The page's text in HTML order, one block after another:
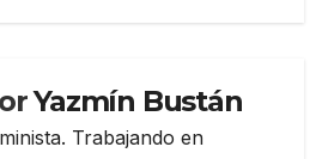
Yazmín Bustán
Trabajando en